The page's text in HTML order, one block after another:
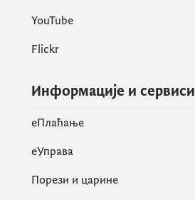
YouTube
Flickr
Информације и сервиси
eПлаћање
еУправа
Порези и царине